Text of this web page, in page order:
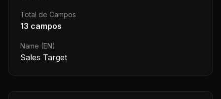
Total de Campos
13 campos
Name (EN)
Sales Target